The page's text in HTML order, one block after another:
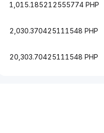
1,015.185212555774 PHP
2,030.370425111548 PHP
20,303.70425111548 PHP